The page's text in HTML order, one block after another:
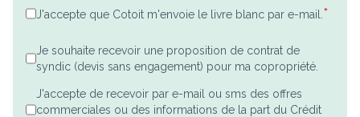
J'accepte que Cotoit m'envoie le livre blanc par e-mail. *
Je souhaite recevoir une proposition de contrat de
syndic (devis sans engagement) pour ma copropriété.
J'accepte de recevoir par e-mail ou sms des offres
commerciales ou des informations de la part du Crédit